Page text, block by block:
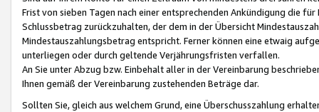
Frist von sieben Tagen nach einer entsprechenden Ankündigung die
Schlussbetrag zurückzuhalten, der dem in der Übersicht
Mindestauszahlungsbetrag entspricht. Ferner können eine etwaig
unterliegen oder durch geltende Verjährungsfristen verfallen.
An Sie unter Abzug bzw. Einbehalt aller in der Vereinbarung
Ihnen gemäß der Vereinbarung zustehenden Beträge dar.
Sollten Sie, gleich aus welchem Grund, eine Überschusszahlung